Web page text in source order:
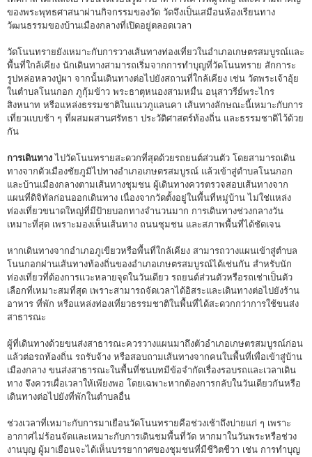
ของพระพุทธศาสนาผ่านกิจกรรมของวัด วัดจึงเป็นเสมือนห้องเรียนทาง
วัฒนธรรมของบ้านเมืองกลางที่เปิดอยู่ตลอดเวลา
วัดโนนทรายยังเหมาะกับการวางเส้นทางท่องเที่ยวในอำเภอเกษตรสมบูรณ์และ
พื้นที่ใกล้เคียง นักเดินทางสามารถเริ่มจากการทำบุญที่วัดโนนทราย สักการะ
รูปหล่อหลวงปู่ผา จากนั้นเดินทางต่อไปยังสถานที่ใกล้เคียง เช่น วัดพระเจ้าอุ้ย
ในตำบลโนนกอก ภูกุ้มข้าว พระธาตุหนองสามหมื่น อนุสาวรีย์พระไกร
สิงหนาท หรือแหล่งธรรมชาติในแนวภูแลนคา เส้นทางลักษณะนี้เหมาะกับการ
เที่ยวแบบช้า ๆ ที่ผสมผสานศรัทธา ประวัติศาสตร์ท้องถิ่น และธรรมชาติไว้ด้วย
กัน
การเดินทาง ไปวัดโนนทรายสะดวกที่สุดด้วยรถยนต์ส่วนตัว โดยสามารถเดิน
ทางจากตัวเมืองชัยภูมิไปทางอำเภอเกษตรสมบูรณ์ แล้วเข้าสู่ตำบลโนนกอก
และบ้านเมืองกลางตามเส้นทางชุมชน ผู้เดินทางควรตรวจสอบเส้นทางจาก
แผนที่ดิจิทัลก่อนออกเดินทาง เนื่องจากวัดตั้งอยู่ในพื้นที่หมู่บ้าน ไม่ใช่แหล่ง
ท่องเที่ยวขนาดใหญ่ที่มีป้ายบอกทางจำนวนมาก การเดินทางช่วงกลางวัน
เหมาะที่สุด เพราะมองเห็นเส้นทาง ถนนชุมชน และสภาพพื้นที่ได้ชัดเจน
หากเดินทางจากอำเภอภูเขียวหรือพื้นที่ใกล้เคียง สามารถวางแผนเข้าสู่ตำบล
โนนกอกผ่านเส้นทางท้องถิ่นของอำเภอเกษตรสมบูรณ์ได้เช่นกัน สำหรับนัก
ท่องเที่ยวที่ต้องการแวะหลายจุดในวันเดียว รถยนต์ส่วนตัวหรือรถเช่าเป็นตัว
เลือกที่เหมาะสมที่สุด เพราะสามารถจัดเวลาได้อิสระและเดินทางต่อไปยังร้าน
อาหาร ที่พัก หรือแหล่งท่องเที่ยวธรรมชาติในพื้นที่ได้สะดวกกว่าการใช้ขนส่ง
สาธารณะ
ผู้ที่เดินทางด้วยขนส่งสาธารณะควรวางแผนมาถึงตัวอำเภอเกษตรสมบูรณ์ก่อน
แล้วต่อรถท้องถิ่น รถรับจ้าง หรือสอบถามเส้นทางจากคนในพื้นที่เพื่อเข้าสู่บ้าน
เมืองกลาง ขนส่งสาธารณะในพื้นที่ชนบทมีข้อจำกัดเรื่องรอบรถและเวลาเดิน
ทาง จึงควรเผื่อเวลาให้เพียงพอ โดยเฉพาะหากต้องการกลับในวันเดียวกันหรือ
เดินทางต่อไปยังที่พักในตำบลอื่น
ช่วงเวลาที่เหมาะกับการมาเยือนวัดโนนทรายคือช่วงเช้าถึงบ่ายแก่ ๆ เพราะ
อากาศไม่ร้อนจัดและเหมาะกับการเดินชมพื้นที่วัด หากมาในวันพระหรือช่วง
งานบุญ ผู้มาเยือนจะได้เห็นบรรยากาศของชุมชนที่มีชีวิตชีวา เช่น การทำบุญ